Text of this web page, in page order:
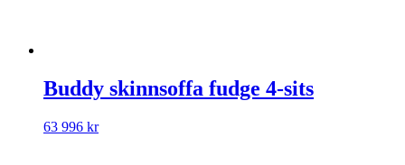
Buddy skinnsoffa fudge 4-sits
63 996 kr